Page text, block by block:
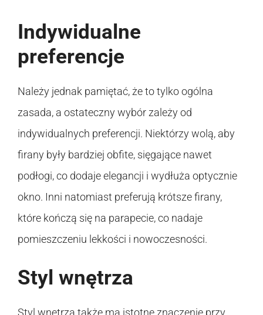
Indywidualne
preferencje
Należy jednak pamiętać, że to tylko ogólna
zasada, a ostateczny wybór zależy od
indywidualnych preferencji. Niektórzy wolą, aby
firany były bardziej obfite, sięgające nawet
podłogi, co dodaje elegancji i wydłuża optycznie
okno. Inni natomiast preferują krótsze firany,
które kończą się na parapecie, co nadaje
pomieszczeniu lekkości i nowoczesności.
Styl wnętrza
Styl wnętrza także ma istotne znaczenie przy